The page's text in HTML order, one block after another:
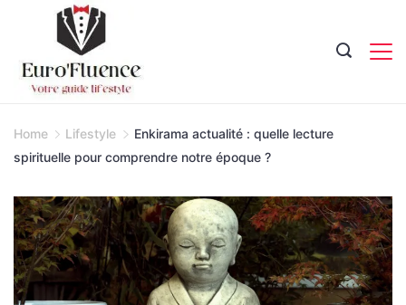
content
Home Lifestyle
Enkirama actualité : quelle lecture
spirituelle pour comprendre notre époque ?